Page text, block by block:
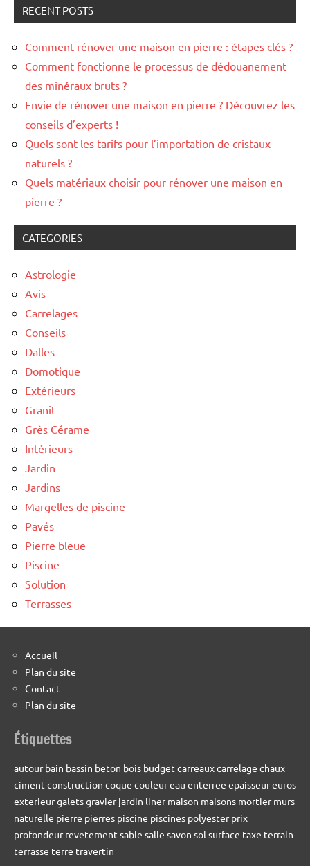
RECENT POSTS
Comment rénover une maison en pierre : étapes clés ?
Comment fonctionne le processus de dédouanement
des minéraux bruts ?
Envie de rénover une maison en pierre ? Découvrez les
conseils d’experts !
Quels sont les tarifs pour l’importation de cristaux
naturels ?
Quels matériaux choisir pour rénover une maison en
pierre ?
CATEGORIES
Astrologie
Avis
Carrelages
Conseils
Dalles
Domotique
Extérieurs
Granit
Grès Cérame
Intérieurs
Jardin
Jardins
Margelles de piscine
Pavés
Pierre bleue
Piscine
Solution
Terrasses
Accueil
Plan du site
Contact
Plan du site
Étiquettes
autour bain bassin beton bois budget carreauxcarrelage chaux
ciment construction coque couleureau enterree epaisseureuros
exterieurgaletsgravier jardin liner maison maisons mortier murs
naturelle pierre pierres piscine piscines polyester prix
profondeur revetement sable salle savon sol surface taxe terrain
terrasse terre travertin